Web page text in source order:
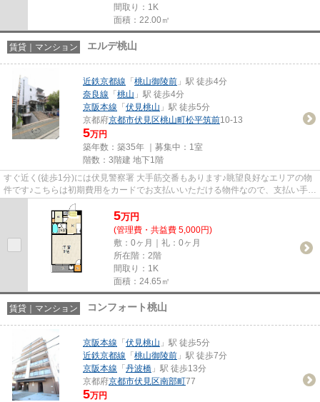
間取り：1K
面積：22.00㎡
賃貸｜マンション エルデ桃山
近鉄京都線 「 桃山御陵前 」駅 徒歩4分
奈良線 「 桃山 」駅 徒歩4分
京阪本線 「 伏見桃山 」駅 徒歩5分
京都府京都市伏見区桃山町松平筑前10-13
5万円
築年数：築35年 ｜募集中： 1室
階数：3階建 地下1階
すぐ近く(徒歩1分)には伏見警察署 大手筋交番もあります♪眺望良好なエリアの物
件です♪こちらは初期費用をカードでお支払いいただける物件なので、支払い手続
きの手間が省けます♪気にな...
5万円
(管理費・共益費 5,000円)
敷：0ヶ月｜礼：0ヶ月
所在階：2階
間取り：1K
面積：24.65㎡
賃貸｜マンション コンフォート桃山
京阪本線 「 伏見桃山 」駅 徒歩5分
近鉄京都線 「 桃山御陵前 」駅 徒歩7分
京阪本線 「 丹波橋 」駅 徒歩13分
京都府京都市伏見区南部町77
5万円